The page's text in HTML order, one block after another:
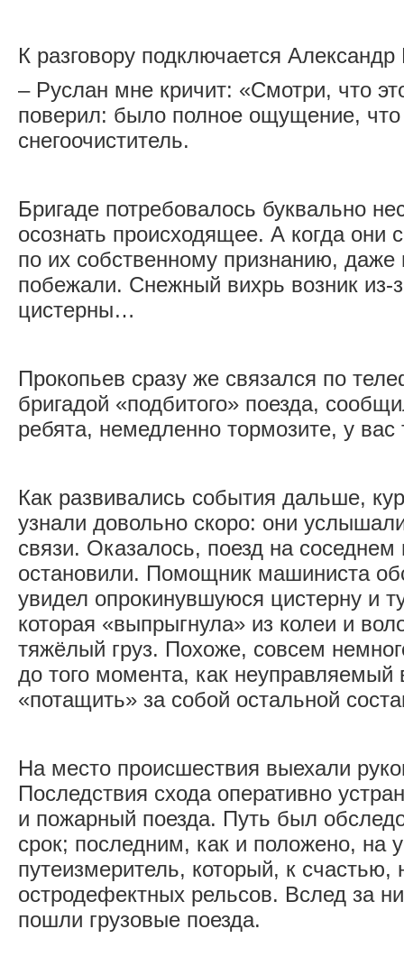
К разговору подключается Александр
– Руслан мне кричит: «Смотри, что
поверил: было полное ощущение, что
снегоочиститель.
Бригаде потребовалось буквально
осознать происходящее. А когда они
по их собственному признанию,
побежали. Снежный вихрь возник из-
цистерны…
Прокопьев сразу же связался по
бригадой «подбитого» поезда,
ребята, немедленно тормозите, у вас
Как развивались события дальше,
узнали довольно скоро: они
связи. Оказалось, поезд на соседнем
остановили. Помощник машиниста
увидел опрокинувшуюся цистерну и
которая «выпрыгнула» из колеи и
тяжёлый груз. Похоже, совсем
до того момента, как неуправляемый
«потащить» за собой остальной
На место происшествия выехали
Последствия схода оперативно
и пожарный поезда. Путь был
срок; последним, как и положено, на
путеизмеритель, который, к счастью,
остродефектных рельсов. Вслед за
пошли грузовые поезда.